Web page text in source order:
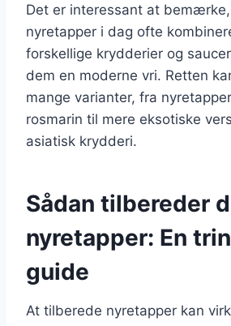
Det er interessant at
nyretapper i dag ofte
forskellige krydderier og
dem en moderne vri. Retten
mange varianter, fra
rosmarin til mere eksotiske
asiatisk krydderi.
Sådan tilbereder
nyretapper: En
guide
At tilberede nyretapper kan